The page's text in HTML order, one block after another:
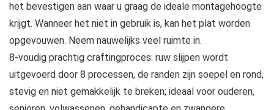
het bevestigen aan waar u graag de ideale montagehoogte
krijgt. Wanneer het niet in gebruik is, kan het plat worden
opgevouwen. Neem nauwelijks veel ruimte in.
8-voudig prachtig craftingproces: ruw slijpen wordt
uitgevoerd door 8 processen, de randen zijn soepel en rond,
stevig en niet gemakkelijk te breken; ideaal voor ouderen,